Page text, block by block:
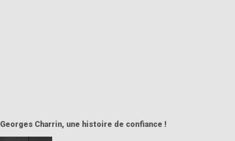
Georges Charrin, une histoire de confiance !